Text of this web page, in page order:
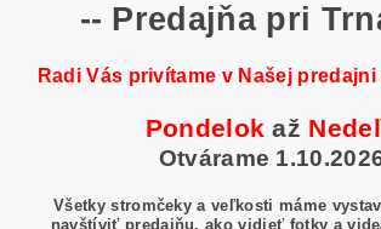
-- Predajňa pri
Radi Vás privítame v Našej predajni
Pondelok až
Otvárame
Všetky stromčeky a veľkosti máme
navštíviť predajňu, ako vidieť fotky a